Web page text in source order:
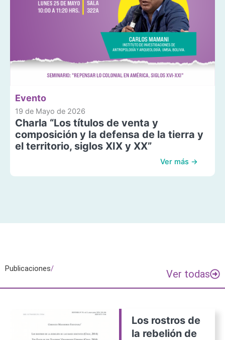
Evento
19 de Mayo de 2026
Charla “Los títulos de venta y
composición y la defensa de la tierra y
el territorio, siglos XIX y XX”
Ver más →
Publicaciones/ Ver todas
Los rostros de
la rebelión de